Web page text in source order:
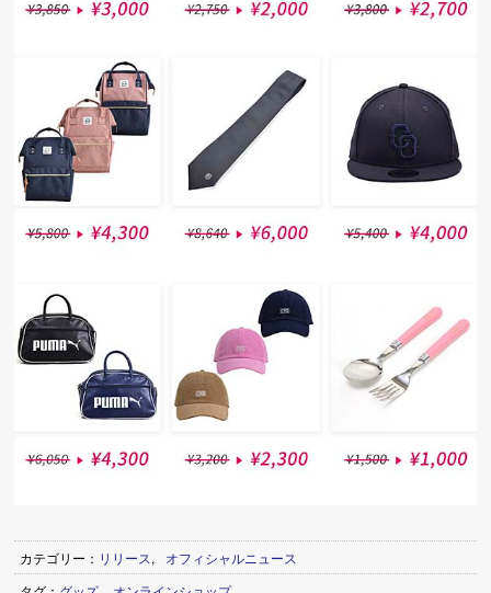
カテゴリー： リリース,
オフィシャルニュース